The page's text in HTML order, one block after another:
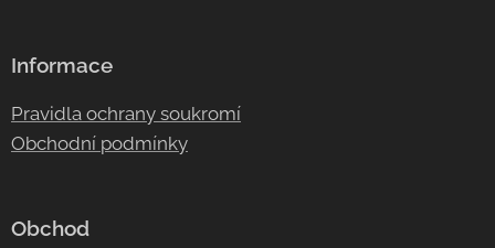
Informace
Pravidla ochrany soukromí
Obchodní podmínky
Obchod